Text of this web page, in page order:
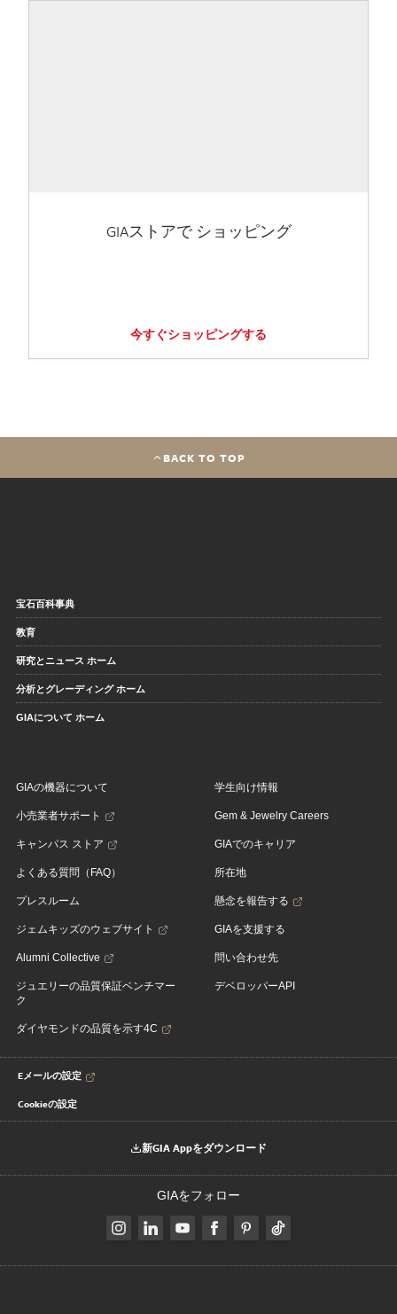
GIAストアで ショッピング
今すぐショッピングする
BACK TO TOP
宝石百科事典
教育
研究とニュース ホーム
分析とグレーディング ホーム
GIAについて ホーム
GIAの機器について
小売業者サポート
キャンパス ストア
よくある質問（FAQ）
プレスルーム
ジェムキッズのウェブサイト
Alumni Collective
ジュエリーの品質保証ベンチマー
ク
ダイヤモンドの品質を示す4C
学生向け情報
Gem & Jewelry Careers
GIAでのキャリア
所在地
懸念を報告する
GIAを支援する
問い合わせ先
デベロッパーAPI
Eメールの設定
Cookieの設定
新GIA Appをダウンロード
GIAをフォロー